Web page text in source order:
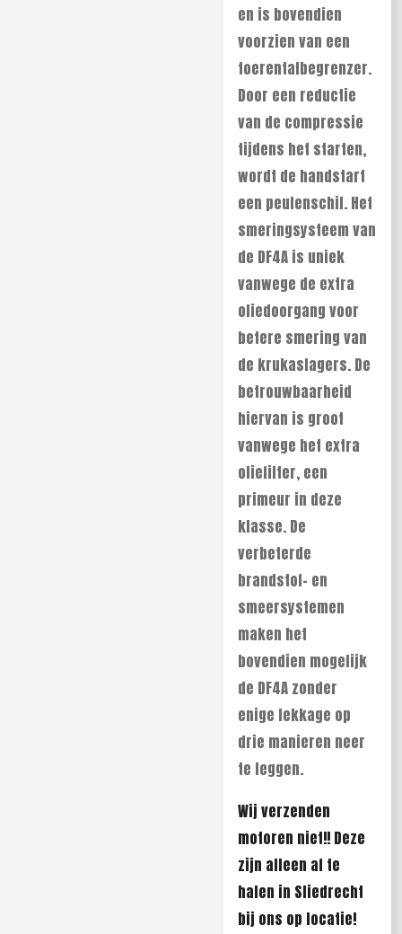
en is bovendien
voorzien van een
toerentalbegrenzer.
Door een reductie
van de compressie
tijdens het starten,
wordt de handstart
een peulenschil. Het
smeringsysteem van
de DF4A is uniek
vanwege de extra
oliedoorgang voor
betere smering van
de krukaslagers. De
betrouwbaarheid
hiervan is groot
vanwege het extra
oliefilter, een
primeur in deze
klasse. De
verbeterde
brandstof- en
smeersystemen
maken het
bovendien mogelijk
de DF4A zonder
enige lekkage op
drie manieren neer
te leggen.
Wij verzenden
motoren niet!! Deze
zijn alleen af te
halen in Sliedrecht
bij ons op locatie!